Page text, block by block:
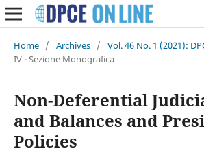
Home / Archives / Vol. 46 No. 1 (2021):
IV - Sezione Monografica
Non-Deferential
and Balances and
Policies